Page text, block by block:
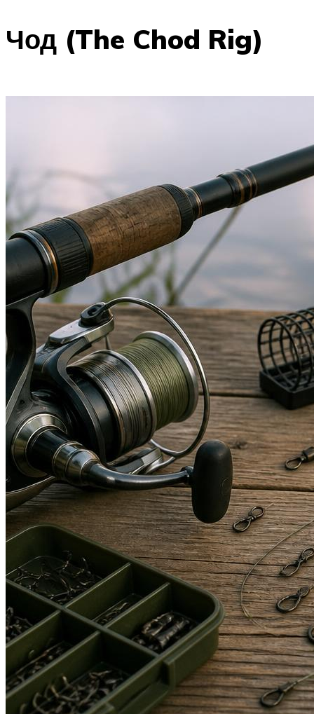
Чод (The Chod Rig)